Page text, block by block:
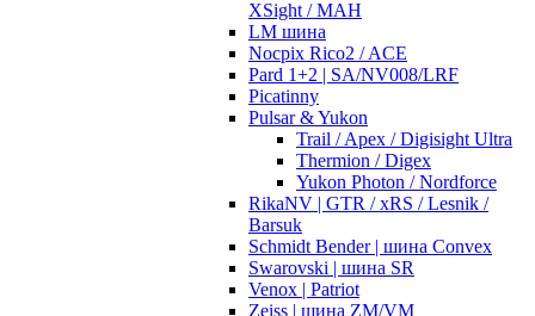
XSight / MAH
LM шина
Nocpix Rico2 / ACE
Pard 1+2 | SA/NV008/LRF
Picatinny
Pulsar & Yukon
Trail / Apex / Digisight Ultra
Thermion / Digex
Yukon Photon / Nordforce
RikaNV | GTR / xRS / Lesnik /
Barsuk
Schmidt Bender | шина Convex
Swarovski | шина SR
Venox | Patriot
Zeiss | шина ZM/VM